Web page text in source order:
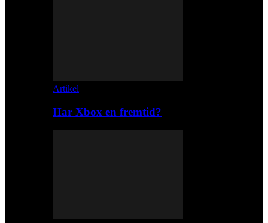
Artikel
Har Xbox en fremtid?